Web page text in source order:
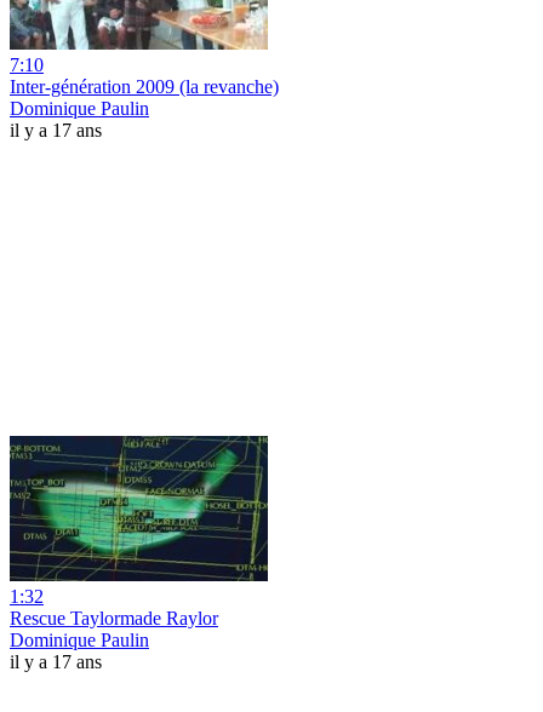
7:10
Inter-génération 2009 (la revanche)
Dominique Paulin
il y a 17 ans
1:32
Rescue Taylormade Raylor
Dominique Paulin
il y a 17 ans